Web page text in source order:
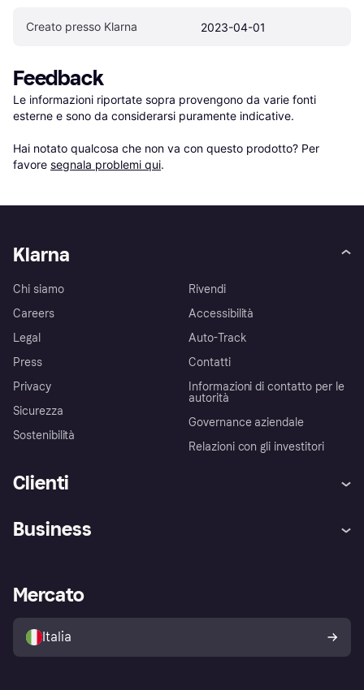
Creato presso Klarna 2023-04-01
Feedback
Le informazioni riportate sopra provengono da varie fonti
esterne e sono da considerarsi puramente indicative.
Hai notato qualcosa che non va con questo prodotto? Per
favore segnala problemi qui.
Klarna
Chi siamo
Careers
Legal
Press
Privacy
Sicurezza
Sostenibilità
Rivendi
Accessibilità
Auto-Track
Contatti
Informazioni di contatto per le
autorità
Governance aziendale
Relazioni con gli investitori
Clienti
Esplora i negozi
Politica di protezione
dell'acquirente Klarna
Business
Accesso aziende
Mercato
Italia